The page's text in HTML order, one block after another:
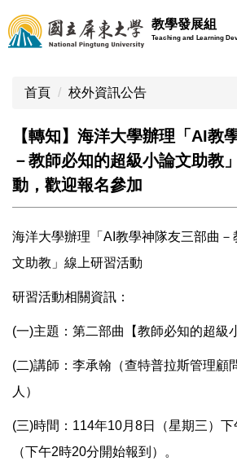
跳
到
主
教學發展組
Teaching and Learning
首頁 校外資訊公告
【轉知】海洋大學辦理「AI教
－教師必知的超級小論文助教
動，歡迎報名參加
海洋大學辦理「AI教學神隊友三部曲
文助教」線上研習活動
研習活動相關資訊：
(一)主題：第二部曲【教師必知的超級
(二)講師：李承翰（查特普拉斯管理顧
人）
(三)時間：114年10月8日（星期三）
（下午2時20分開始報到）。